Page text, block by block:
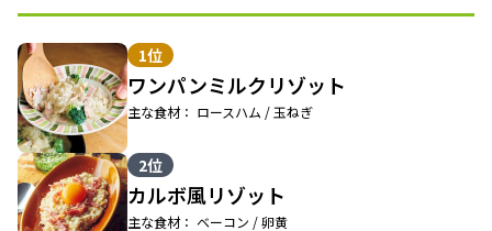
1位
ワンパンミルクリゾット
主な食材： ロースハム / 玉ねぎ
2位
カルボ風リゾット
主な食材： ベーコン / 卵黄